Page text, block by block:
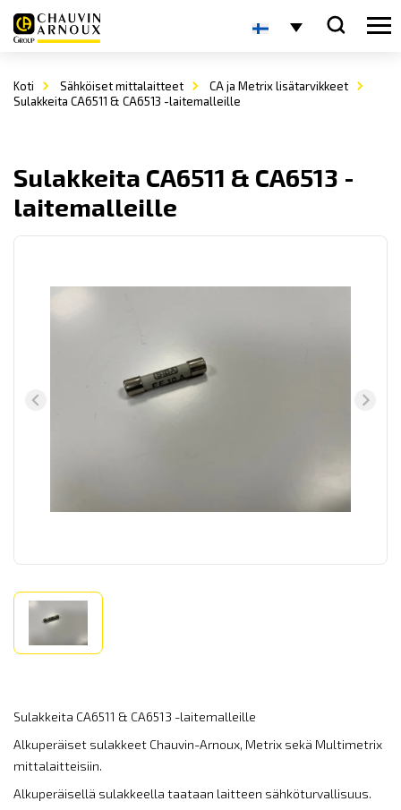
Koti Sähköiset mittalaitteet
CA ja Metrix lisätarvikkeet
Sulakkeita CA6511 & CA6513 -laitemalleille
Sulakkeita CA6511 & CA6513 -
laitemalleille
Sulakkeita CA6511 & CA6513 -laitemalleille
Alkuperäiset sulakkeet Chauvin-Arnoux, Metrix sekä Multimetrix
mittalaitteisiin.
Alkuperäisellä sulakkeella taataan laitteen sähköturvallisuus.